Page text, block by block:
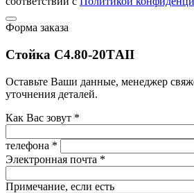
Форма заказа
Стойка С4.80-20ТAII
Оставьте Ваши данные, менеджер
уточнения деталей.
Как Вас зовут *
телефона *
Электронная почта *
Примечание, если есть